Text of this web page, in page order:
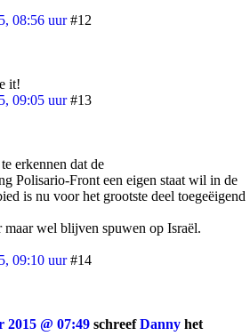
08:56 uur #12
it!
09:05 uur #13
erkennen dat de
Polisario-Front een eigen staat wil in de
is nu voor het grootste deel toegeëigend
wel blijven spuwen op Israël.
09:10 uur #14
2015 @ 07:49 schreefDanny het